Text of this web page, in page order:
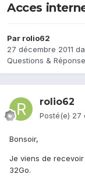
Acces
Par rolio62
27 décembre 2011
Questions &
rolio62
Posté(e) 27
Bonsoir,
Je viens de
32Go.